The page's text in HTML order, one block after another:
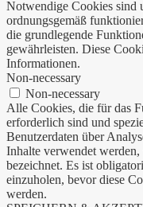
Notwendige Cookies sind
ordnungsgemäß
die grundlegende
gewährleisten. Diese
Informationen.
Non-necessary
Non-necessary
Alle Cookies, die für das
erforderlich sind und
Benutzerdaten über
Inhalte verwendet
bezeichnet. Es ist
einzuholen, bevor diese
werden.